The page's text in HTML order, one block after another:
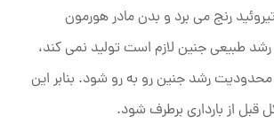
تیروئید رنج می برد و بدن مادر هورمون
رشد طبیعی جنین لازم است تولید نمی‌ کند،
رشد جنین رو به رو شود. بنابر این
از بارداری برطرف شود.